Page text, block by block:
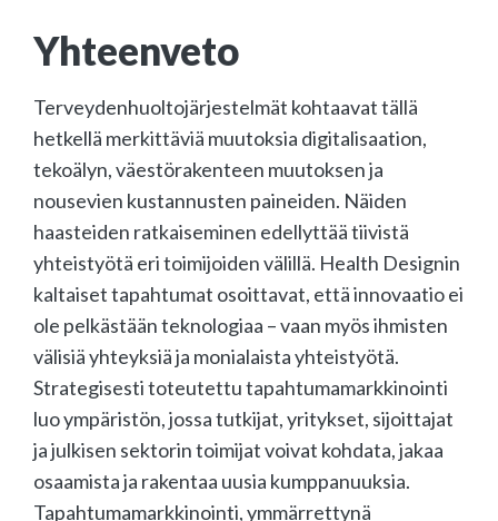
Yhteenveto
Terveydenhuoltojärjestelmät kohtaavat tällä
hetkellä merkittäviä muutoksia digitalisaation,
tekoälyn, väestörakenteen muutoksen ja
nousevien kustannusten paineiden. Näiden
haasteiden ratkaiseminen edellyttää tiivistä
yhteistyötä eri toimijoiden välillä. Health Designin
kaltaiset tapahtumat osoittavat, että innovaatio ei
ole pelkästään teknologiaa – vaan myös ihmisten
välisiä yhteyksiä ja monialaista yhteistyötä.
Strategisesti toteutettu tapahtumamarkkinointi
luo ympäristön, jossa tutkijat, yritykset, sijoittajat
ja julkisen sektorin toimijat voivat kohdata, jakaa
osaamista ja rakentaa uusia kumppanuuksia.
Tapahtumamarkkinointi, ymmärrettynä